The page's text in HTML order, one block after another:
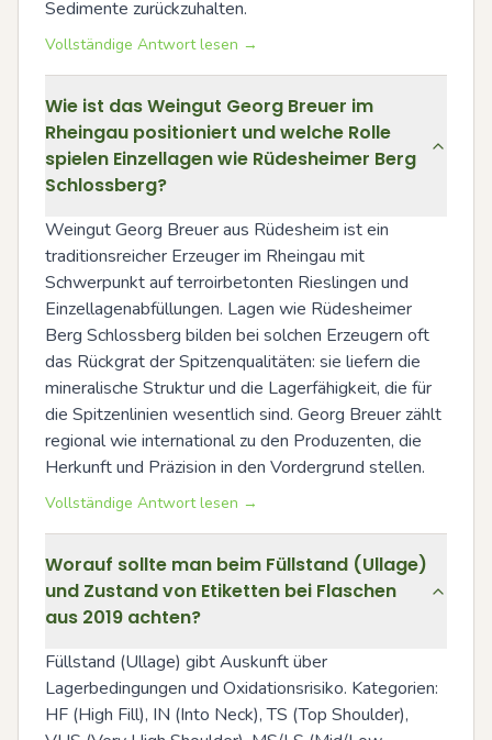
Sedimente zurückzuhalten.
Vollständige Antwort lesen →
Wie ist das Weingut Georg Breuer im
Rheingau positioniert und welche Rolle
spielen Einzellagen wie Rüdesheimer Berg
Schlossberg?
Weingut Georg Breuer aus Rüdesheim ist ein
traditionsreicher Erzeuger im Rheingau mit
Schwerpunkt auf terroirbetonten Rieslingen und
Einzellagenabfüllungen. Lagen wie Rüdesheimer
Berg Schlossberg bilden bei solchen Erzeugern oft
das Rückgrat der Spitzenqualitäten: sie liefern die
mineralische Struktur und die Lagerfähigkeit, die für
die Spitzenlinien wesentlich sind. Georg Breuer zählt
regional wie international zu den Produzenten, die
Herkunft und Präzision in den Vordergrund stellen.
Vollständige Antwort lesen →
Worauf sollte man beim Füllstand (Ullage)
und Zustand von Etiketten bei Flaschen
aus 2019 achten?
Füllstand (Ullage) gibt Auskunft über
Lagerbedingungen und Oxidationsrisiko. Kategorien:
HF (High Fill), IN (Into Neck), TS (Top Shoulder),